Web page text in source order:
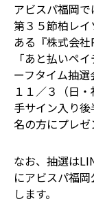
アビスパ福岡
第３５節柏レ
ある『株式会社
「あと払いペ
ーフタイム抽選
１１／３（日
手サイン入り
名の方にプレゼ
なお、抽選は
にアビスパ福
します。